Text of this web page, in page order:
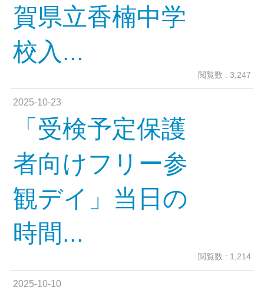
賀県立香楠中学
校入...
閲覧数 : 3,247
2025-10-23
「受検予定保護
者向けフリー参
観デイ」当日の
時間...
閲覧数 : 1,214
2025-10-10